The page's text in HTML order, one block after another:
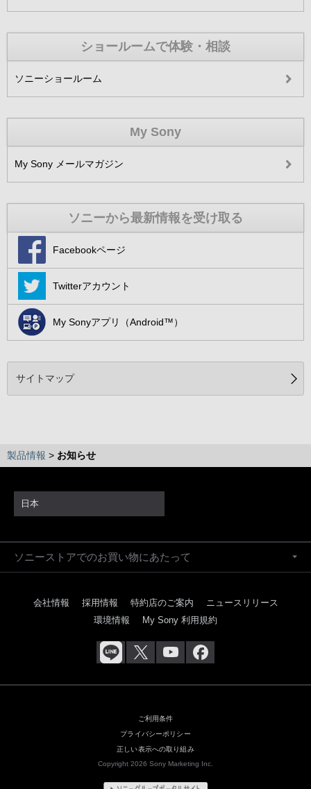
ショールームで体験・相談
ソニーショールーム
My Sony
My Sony メールマガジン
ソニーから最新情報を受け取る
Facebookページ
Twitterアカウント
My Sonyアプリ（Android™）
サイトマップ
製品情報 > お知らせ
日本
ソニーストアでのお買い物にあたって
会社情報 採用情報 特約店のご案内
ニュースリリース
環境情報
My Sony 利用規約
ご利用条件
プライバシーポリシー
正しい表示への取り組み
Copyright 2026 Sony Marketing Inc.